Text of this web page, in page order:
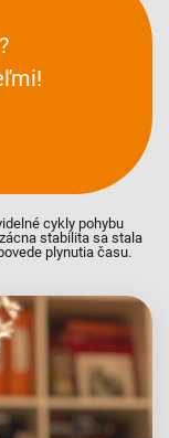
cykly pohybu
stabilita sa stala
plynutia času.